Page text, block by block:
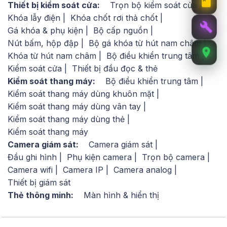
sản phẩm Máy chấm công vân tay,Máy chấm
công kiểm soát cửa , Máy chấm công thẻ từ
Kiểm soát cửa ,Kiểm soát thang máy
Kiểm soát
thang máy dùng thẻ, Kiểm soát thang máy dùng
vân tay
,Máy chấm công Suprema
Thiết bị kiểm soát cửa:
Trọn bộ kiểm soát cửa
Khóa lẫy điện
Khóa chốt rơi thả chốt
Gá khóa & phụ kiện
Bộ cấp nguồn
Nút bấm, hộp đập
Bộ gá khóa từ hút nam châm
Khóa từ hút nam châm
Bộ điều khiển trung tâm
Kiểm soát cửa
Thiết bị đầu đọc & thẻ
Kiểm soát thang máy:
Bộ điều khiển trung tâm
Kiểm soát thang máy dùng khuôn mặt
Kiểm soát thang máy dùng vân tay
Kiểm soát thang máy dùng thẻ
Kiểm soát thang máy
Camera giám sát:
Camera giám sát
Đầu ghi hình
Phụ kiện camera
Trọn bộ camera
Camera wifi
Camera IP
Camera analog
Thiết bị giám sát
Thẻ thông minh:
Màn hình & hiển thị